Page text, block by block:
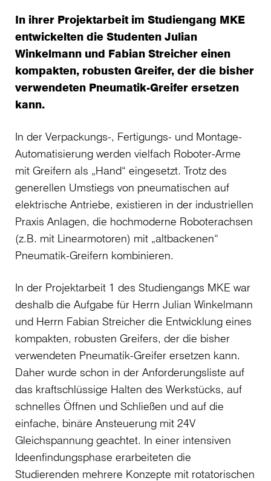
In ihrer Projektarbeit im Studiengang MKE
entwickelten die Studenten Julian
Winkelmann und Fabian Streicher einen
kompakten, robusten Greifer, der die bisher
verwendeten Pneumatik-Greifer ersetzen
kann.
In der Verpackungs-, Fertigungs- und Montage-
Automatisierung werden vielfach Roboter-Arme
mit Greifern als „Hand“ eingesetzt. Trotz des
generellen Umstiegs von pneumatischen auf
elektrische Antriebe, existieren in der industriellen
Praxis Anlagen, die hochmoderne Roboterachsen
(z.B. mit Linearmotoren) mit „altbackenen“
Pneumatik-Greifern kombinieren.
In der Projektarbeit 1 des Studiengangs MKE war
deshalb die Aufgabe für Herrn Julian Winkelmann
und Herrn Fabian Streicher die Entwicklung eines
kompakten, robusten Greifers, der die bisher
verwendeten Pneumatik-Greifer ersetzen kann.
Daher wurde schon in der Anforderungsliste auf
das kraftschlüssige Halten des Werkstücks, auf
schnelles Öffnen und Schließen und auf die
einfache, binäre Ansteuerung mit 24V
Gleichspannung geachtet. In einer intensiven
Ideenfindungsphase erarbeiteten die
Studierenden mehrere Konzepte mit rotatorischen